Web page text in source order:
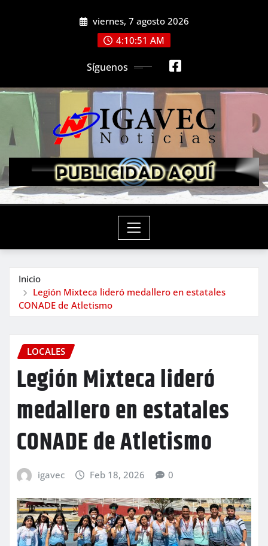
viernes, 7 agosto 2026
4:10:53 AM
Síguenos
Inicio
Legión Mixteca lideró medallero en estatales
CONADE de Atletismo
LOCALES
Legión Mixteca lideró
medallero en estatales
CONADE de Atletismo
igavec Feb 18, 2026 0